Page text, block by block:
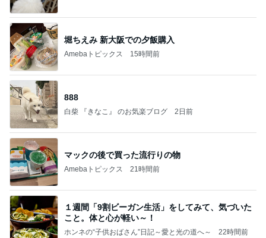
堀ちえみ 新大阪での夕飯購入
Amebaトピックス 15時間前
888
白柴 『きなこ』 のお気楽ブログ 2日前
マックの後で買った流行りの物
Amebaトピックス 21時間前
１週間「9割ビーガン生活」をしてみて、気づいた
こと。体と心が軽い～！
ホンネの“子供おばさん”日記～愛と光の道へ～ 22時間前